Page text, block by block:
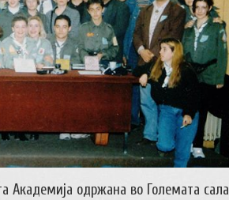
Академија одржана во Големата сала